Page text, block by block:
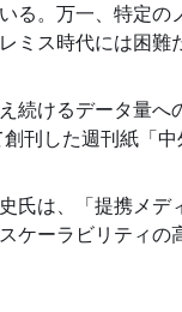
る。万一、特定
ミス時代には困
続けるデータ量
刊した週刊紙「
氏は、「提携メ
ケーラビリティ